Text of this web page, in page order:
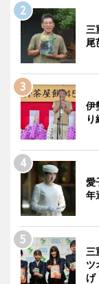
三
尾
伊
愛
年
三
ツ
げ